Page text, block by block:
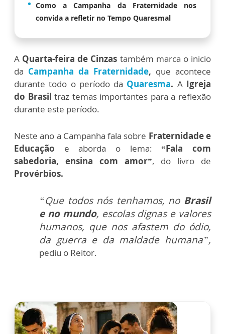
Como a Campanha da Fraternidade nos
convida a refletir no Tempo Quaresmal
A Quarta-feira de Cinzas também marca o inicio
da Campanha da Fraternidade, que acontece
durante todo o período da Quaresma. A Igreja
do Brasil traz temas importantes para a reflexão
durante este período.
Neste ano a Campanha fala sobre Fraternidade e
Educação e aborda o lema:“Fala com
sabedoria, ensina com amor”, do livro de
Provérbios.
“Que todos nós tenhamos, no Brasil
e no mundo, escolas dignas e valores
humanos, que nos afastem do ódio,
da guerra e da maldade humana”,
pediu o Reitor.